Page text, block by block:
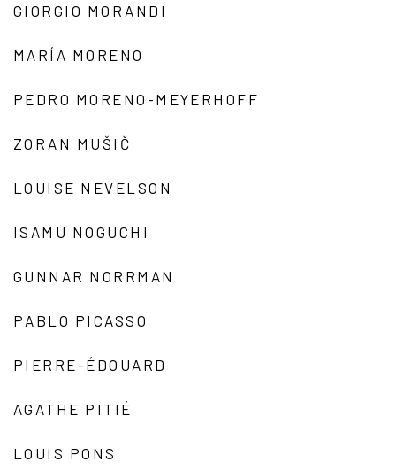
GIORGIO MORANDI
MARÍA MORENO
PEDRO MORENO-MEYERHOFF
ZORAN MUŠIČ
LOUISE NEVELSON
ISAMU NOGUCHI
GUNNAR NORRMAN
PABLO PICASSO
PIERRE-ÉDOUARD
AGATHE PITIÉ
LOUIS PONS